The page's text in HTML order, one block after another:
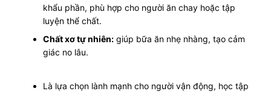
khẩu phần, phù hợp cho người ăn chay hoặc tập
luyện thể chất.
Chất xơ tự nhiên: giúp bữa ăn nhẹ nhàng, tạo cảm
giác no lâu.
Là lựa chọn lành mạnh cho người vận động, học tập